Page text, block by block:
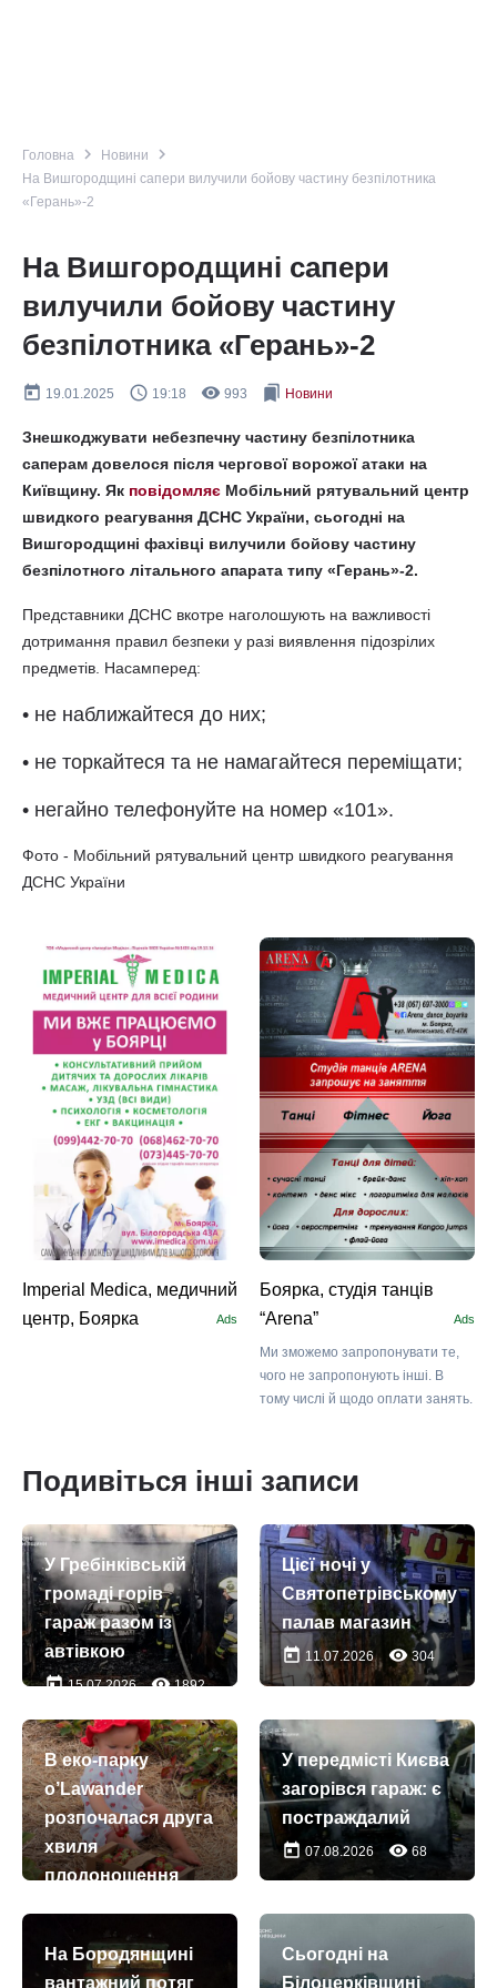
Головна navigate_next Новини navigate_next
На Вишгородщині сапери вилучили бойову частину безпілотника
«Герань»-2
На Вишгородщині сапери
вилучили бойову частину
безпілотника «Герань»-2
today 19.01.2025 query_builder 19:18 remove_red_eye 993 bookmarks Новини
Знешкоджувати небезпечну частину безпілотника
саперам довелося після чергової ворожої атаки на
Київщину. Як повідомляє Мобільний рятувальний центр
швидкого реагування ДСНС України, сьогодні на
Вишгородщині фахівці вилучили бойову частину
безпілотного літального апарата типу «Герань»-2.
Представники ДСНС вкотре наголошують на важливості
дотримання правил безпеки у разі виявлення підозрілих
предметів. Насамперед:
• не наближайтеся до них;
• не торкайтеся та не намагайтеся переміщати;
• негайно телефонуйте на номер «101».
Фото - Мобільний рятувальний центр швидкого реагування
ДСНС України
Imperial Medica, медичний
центр, Боярка
Ads
Боярка, студія танців
“Arena”
Ads
Ми зможемо запропонувати те,
чого не запропонують інші. В
тому числі й щодо оплати занять.
Подивіться інші записи
У Гребінківській
громаді горів
гараж разом із
автівкою
today15.07.2026 remove_red_eye1892
Цієї ночі у
Святопетрівському
палав магазин
today 11.07.2026 remove_red_eye 304
В еко-парку
o’Lawander
розпочалася друга
хвиля
плодоношення
01.08.2026
У передмісті Києва
загорівся гараж: є
постраждалий
today 07.08.2026 remove_red_eye 68
На Бородянщині
вантажний потяг
Сьогодні на
Білоцерківщині